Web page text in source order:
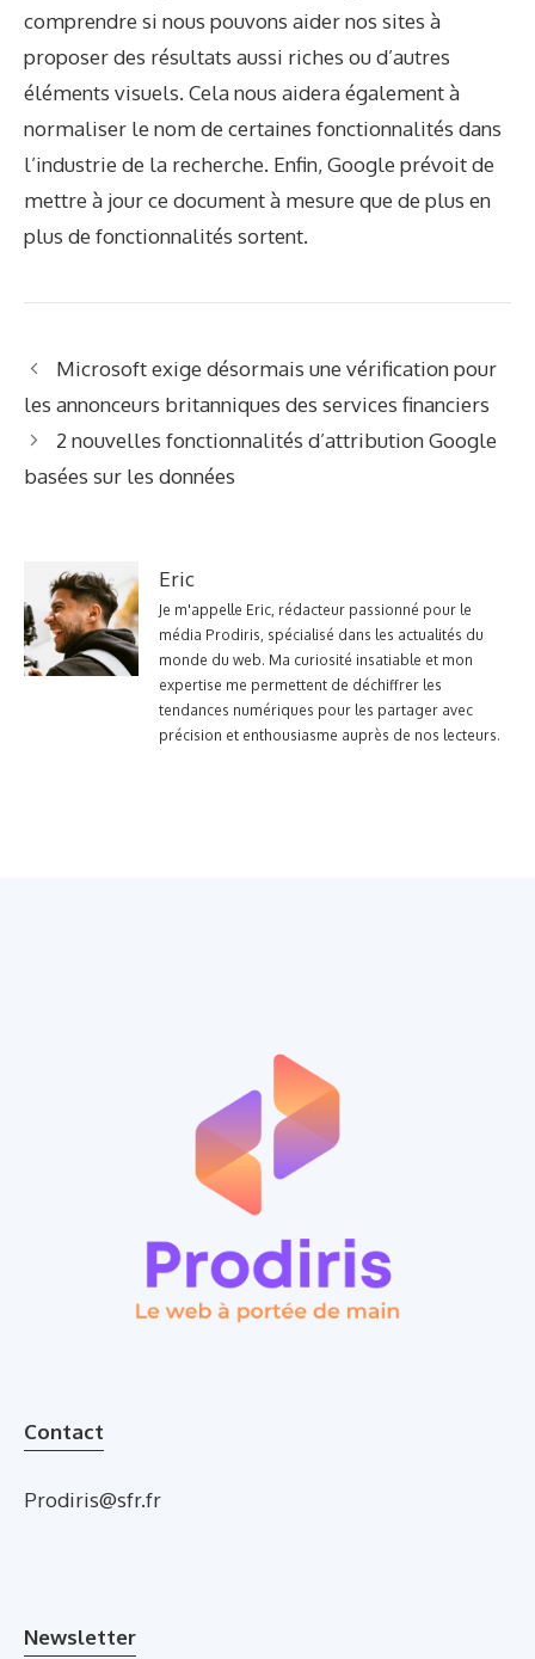
comprendre si nous pouvons aider nos sites à
proposer des résultats aussi riches ou d’autres
éléments visuels. Cela nous aidera également à
normaliser le nom de certaines fonctionnalités dans
l’industrie de la recherche. Enfin, Google prévoit de
mettre à jour ce document à mesure que de plus en
plus de fonctionnalités sortent.
Microsoft exige désormais une vérification pour
les annonceurs britanniques des services financiers
2 nouvelles fonctionnalités d’attribution Google
basées sur les données
Eric
Je m'appelle Eric, rédacteur passionné pour le
média Prodiris, spécialisé dans les actualités du
monde du web. Ma curiosité insatiable et mon
expertise me permettent de déchiffrer les
tendances numériques pour les partager avec
précision et enthousiasme auprès de nos lecteurs.
Contact
Prodiris@sfr.fr
Newsletter